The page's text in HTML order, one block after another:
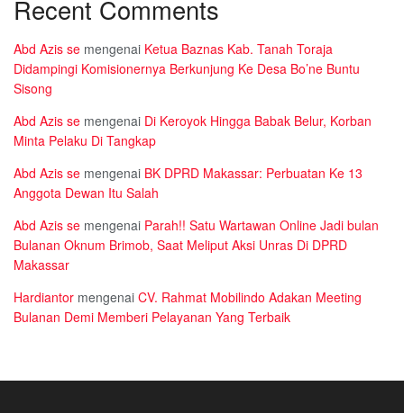
Recent Comments
Abd Azis se mengenai Ketua Baznas Kab. Tanah Toraja
Didampingi Komisionernya Berkunjung Ke Desa Bo’ne Buntu
Sisong
Abd Azis se mengenai Di Keroyok Hingga Babak Belur, Korban
Minta Pelaku Di Tangkap
Abd Azis se mengenai BK DPRD Makassar: Perbuatan Ke 13
Anggota Dewan Itu Salah
Abd Azis se mengenai Parah!! Satu Wartawan Online Jadi bulan
Bulanan Oknum Brimob, Saat Meliput Aksi Unras Di DPRD
Makassar
Hardiantor mengenai CV. Rahmat Mobilindo Adakan Meeting
Bulanan Demi Memberi Pelayanan Yang Terbaik